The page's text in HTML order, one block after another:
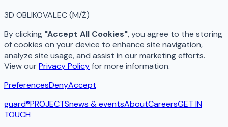
3D OBLIKOVALEC (M/Ž)
By clicking "Accept All Cookies", you agree to the storing
of cookies on your device to enhance site navigation,
analyze site usage, and assist in our marketing efforts.
View ourPrivacy Policyfor more information.
PreferencesDenyAccept
guard®PROJECTSnews & eventsAboutCareersGET IN
TOUCH